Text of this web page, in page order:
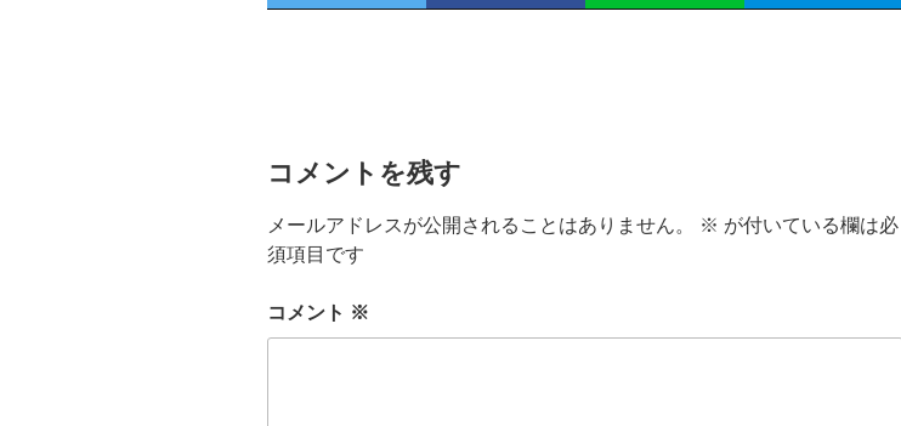
コメントを残す
メールアドレスが公開されることはありません。 ※ が付いている欄は必
須項目です
コメント ※